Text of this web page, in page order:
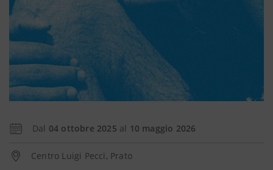
Dal 04 ottobre 2025 al 10 maggio 2026
Centro Luigi Pecci, Prato